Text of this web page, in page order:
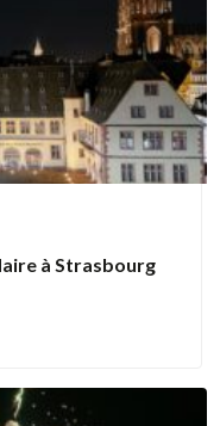
à Strasbourg